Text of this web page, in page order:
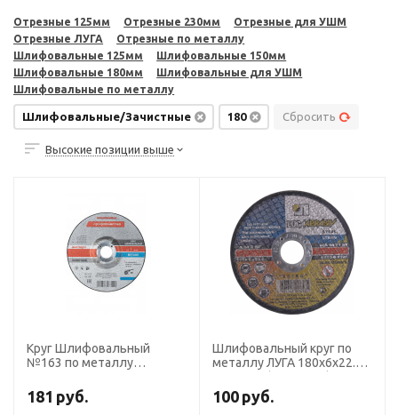
Отрезные 125мм Отрезные 230мм
Отрезные для УШМ
Отрезные ЛУГА
Отрезные по металлу
Шлифовальные 125мм
Шлифовальные 150мм
Шлифовальные 180мм
Шлифовальные для УШМ
Шлифовальные по металлу
Шлифовальные/Зачистные 180 Сбросить
Высокие позиции выше
Круг Шлифовальный
№163 по металлу
ПрофОснастка Эксперт
тип 27
181 руб.
Шлифовальный круг по
металлу ЛУГА 180х6х22.2
зачист.мет.
[D11201802260000]
100 руб.